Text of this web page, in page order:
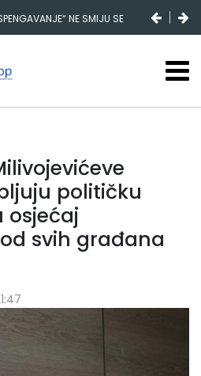
NE SMIJU SE
političku
osjećaj
svih građana